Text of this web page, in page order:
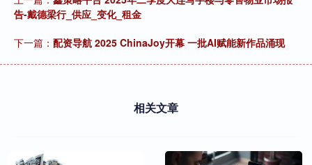
告-戴德梁行_供应_变化_租金
下一篇： 配资导航 2025 ChinaJoy开幕 一批AI赋能新作品涌现
相关文章